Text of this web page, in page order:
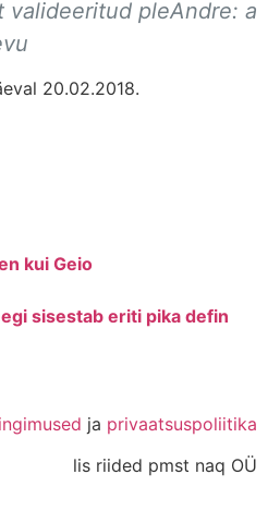
valideeritud pleAndre: a
20.02.2018.
kui Geio
sisestab eriti pika defin
ja privaatsuspoliitika
lis riided pmst naq OÜ